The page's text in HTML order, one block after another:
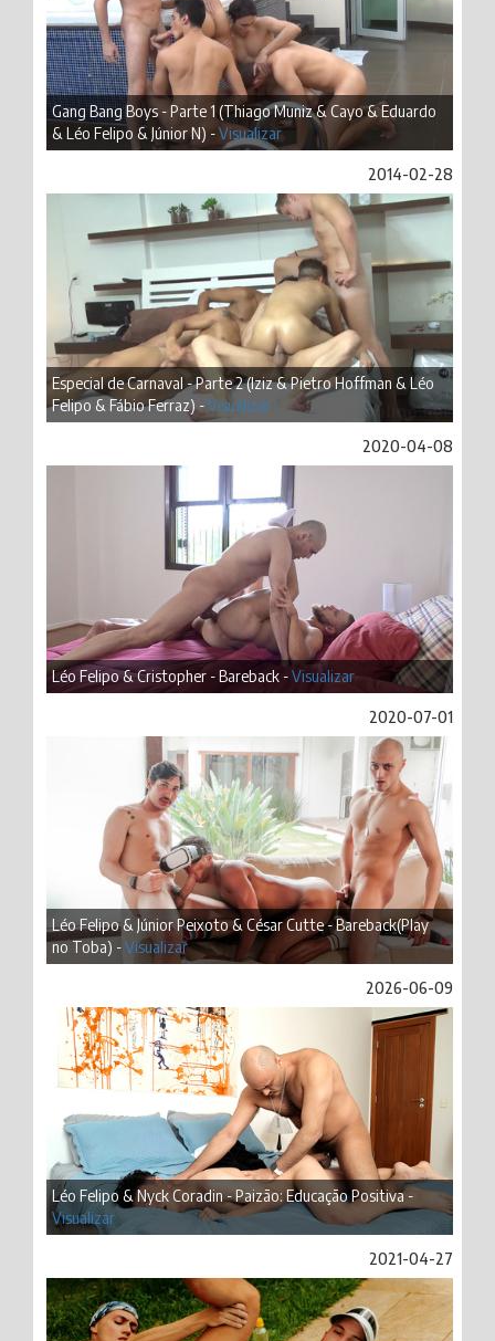
Gang Bang Boys - Parte 1 (Thiago Muniz & Cayo & Eduardo
& Léo Felipo & Júnior N) -Visualizar
2014-02-28
Especial de Carnaval - Parte 2 (Iziz & Pietro Hoffman & Léo
Felipo & Fábio Ferraz) -Visualizar
2020-04-08
Léo Felipo & Cristopher - Bareback -Visualizar
2020-07-01
Léo Felipo & Júnior Peixoto & César Cutte - Bareback(Play
no Toba) -Visualizar
2026-06-09
Léo Felipo & Nyck Coradin - Paizão: Educação Positiva -
Visualizar
2021-04-27